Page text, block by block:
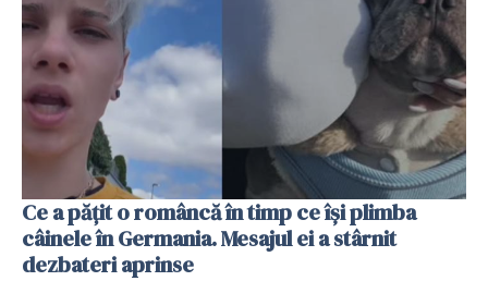
Ce a pățit o româncă în timp ce își plimba
câinele în Germania. Mesajul ei a stârnit
dezbateri aprinse